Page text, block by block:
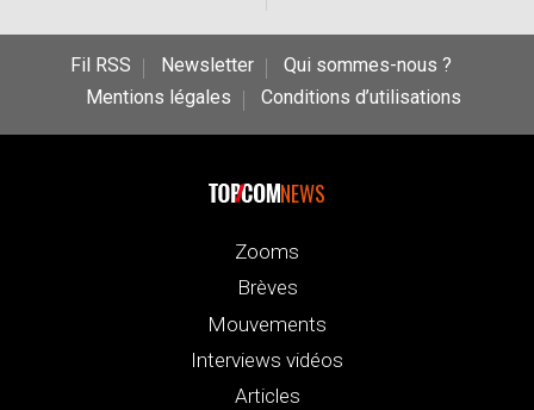
Fil RSS Newsletter
Qui sommes-nous ?
Mentions légales
Conditions d’utilisations
NEWS
Zooms
Brèves
Mouvements
Interviews vidéos
Articles